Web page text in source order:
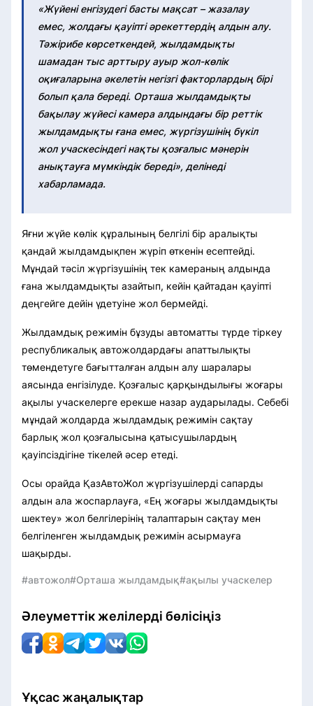
«Жүйені енгізудегі басты мақсат – жазалау
емес, жолдағы қауіпті әрекеттердің алдын алу.
Тәжірибе көрсеткендей, жылдамдықты
шамадан тыс арттыру ауыр жол-көлік
оқиғаларына әкелетін негізгі факторлардың бірі
болып қала береді. Орташа жылдамдықты
бақылау жүйесі камера алдындағы бір реттік
жылдамдықты ғана емес, жүргізушінің бүкіл
жол учаскесіндегі нақты қозғалыс мәнерін
анықтауға мүмкіндік береді», делінеді
хабарламада.
Яғни жүйе көлік құралының белгілі бір аралықты
қандай жылдамдықпен жүріп өткенін есептейді.
Мұндай тәсіл жүргізушінің тек камераның алдында
ғана жылдамдықты азайтып, кейін қайтадан қауіпті
деңгейге дейін үдетуіне жол бермейді.
Жылдамдық режимін бұзуды автоматты түрде тіркеу
республикалық автожолдардағы апаттылықты
төмендетуге бағытталған алдын алу шаралары
аясында енгізілуде. Қозғалыс қарқындылығы жоғары
ақылы учаскелерге ерекше назар аударылады. Себебі
мұндай жолдарда жылдамдық режимін сақтау
барлық жол қозғалысына қатысушылардың
қауіпсіздігіне тікелей әсер етеді.
Осы орайда ҚазАвтоЖол жүргізушілерді сапарды
алдын ала жоспарлауға, «Ең жоғары жылдамдықты
шектеу» жол белгілерінің талаптарын сақтау мен
белгіленген жылдамдық режимін асырмауға
шақырды.
#автожол#Орташа жылдамдық#ақылы учаскелер
Әлеуметтік желілерді бөлісіңіз
Ұқсас жаңалықтар